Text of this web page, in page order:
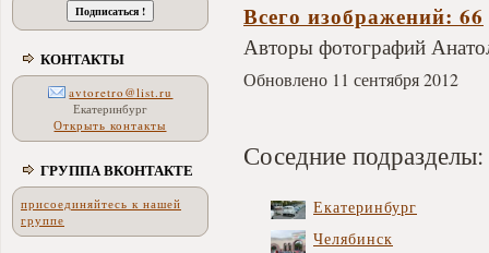
КОНТАКТЫ
avtoretro@list.ru
Екатеринбург
Открыть контакты
ГРУППА ВКОНТАКТЕ
присоединяйтесь к нашей
группе
Всего изображений: 66
Авторы фотографий
Обновлено 11 сентября 2012
Соседние подразделы:
Екатеринбург
Челябинск